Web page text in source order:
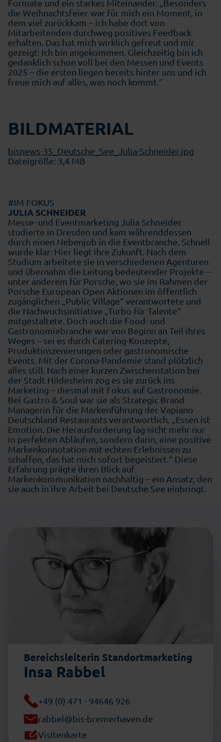
Formate und ein starkes Miteinander. „Besonders
die Weihnachtsfeier war für mich ein Moment, in
dem viel zurückkam – ich habe dort von
Mitarbeitenden durchweg positives Feedback
erhalten. Das hat mich wirklich gefreut und mir
gezeigt: Ich bin angekommen. Gleichzeitig bin ich
gedanklich schon voll bei den Messen und Events
2025 – die ersten liegen bereits hinter uns und ich
freue mich auf alles, was noch kommt.“
BILDMATERIAL
bisnews-35_Deutsche_See_Julia-Schneider.jpg
Dateigröße: 3,4 MB
#IM FOKUS
JULIA SCHNEIDER
Messe- und Eventmarketing Julia Schneider
studierte in Dresden und kam währenddessen
durch einen Nebenjob in die Eventbranche. Schnell
wurde klar: Hier liegt ihre Zukunft. Nach dem
Studium arbeitete sie in verschiedenen Agenturen
und übernahm die Leitung bedeutender Projekte –
unter anderem für Porsche, wo sie im Rahmen der
Porsche European Open Aktionen im öffentlich
zugänglichen „Public Village“ verantwortete und
die Nachwuchsinitiative „Turbo für Talente“
mitgestaltete. Doch auch die Food- und
Gastronomiebranche war von Beginn an Teil ihres
Weges – sei es durch Catering-Konzepte,
Produktinszenierungen oder gastronomische
Events. Mit der Corona-Pandemie stand plötzlich
alles still. Nach einer kurzen Zwischenstation bei
der Stadt Hildesheim zog es sie zurück ins
Marketing – diesmal mit Fokus auf Gastronomie.
Bei Gastro & Soul war sie als Strategic Brand
Managerin für die Markenführung der Vapiano
Deutschland Restaurants verantwortlich. „Essen ist
Emotion. Die Herausforderung lag nicht mehr nur
in perfekten Abläufen, sondern darin, eine positive
Markenkonnotation mit echten Erlebnissen zu
schaffen, das hat mich sofort begeistert.“ Diese
Erfahrung prägte ihren Blick auf
Markenkommunikation nachhaltig – ein Ansatz, den
sie auch in ihre Arbeit bei Deutsche See einbringt.
Bereichsleiterin Standortmarketing
Insa Rabbel
+49 (0) 471 - 94646 926
rabbel@bis-bremerhaven.de
Visitenkarte